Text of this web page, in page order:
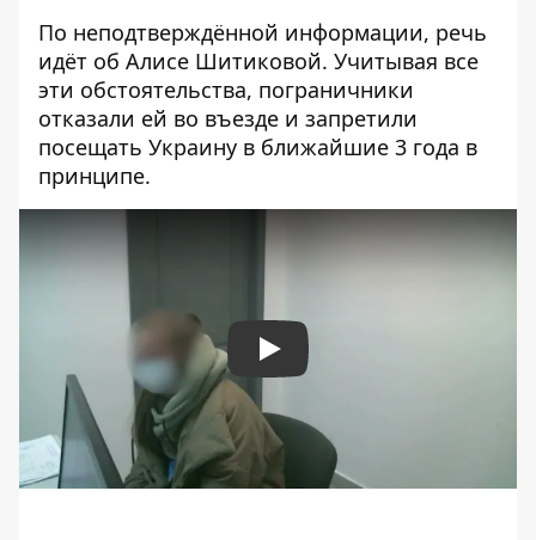
По неподтверждённой информации, речь
идёт об Алисе Шитиковой. Учитывая все
эти обстоятельства, пограничники
отказали ей во въезде и запретили
посещать Украину в ближайшие 3 года в
принципе.
Play